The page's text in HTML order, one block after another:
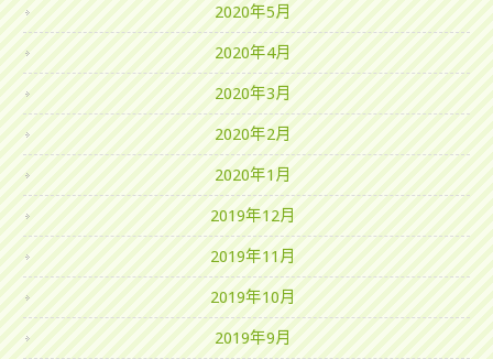
2020年5月
2020年4月
2020年3月
2020年2月
2020年1月
2019年12月
2019年11月
2019年10月
2019年9月